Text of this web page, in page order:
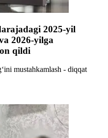
2025-yil
2026-yilga
qildi
mustahkamlash - diqqat